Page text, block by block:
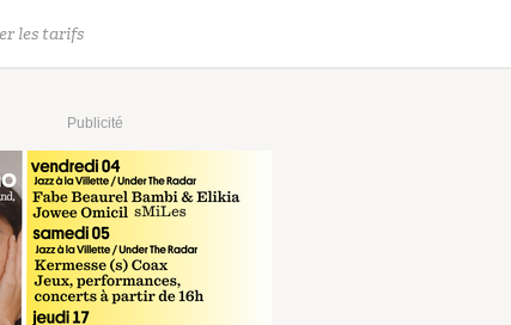
les tarifs
Publicité